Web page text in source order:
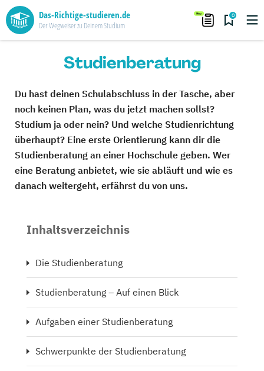
Das-Richtige-studieren.de
Der Wegweiser zu Deinem Studium
0
Studienberatung
Du hast deinen Schulabschluss in der Tasche, aber
noch keinen Plan, was du jetzt machen sollst?
Studium ja oder nein? Und welche Studienrichtung
überhaupt? Eine erste Orientierung kann dir die
Studienberatung an einer Hochschule geben. Wer
eine Beratung anbietet, wie sie abläuft und wie es
danach weitergeht, erfährst du von uns.
Inhaltsverzeichnis
Die Studienberatung
Studienberatung – Auf einen Blick
Aufgaben einer Studienberatung
Schwerpunkte der Studienberatung